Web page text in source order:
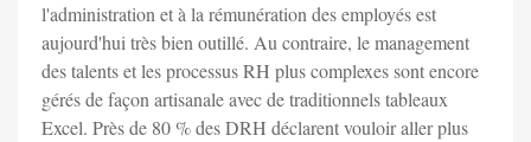
l'administration et à la rémunération des employés est
aujourd'hui très bien outillé. Au contraire, le management
des talents et les processus RH plus complexes sont encore
gérés de façon artisanale avec de traditionnels tableaux
Excel. Près de 80 % des DRH déclarent vouloir aller plus